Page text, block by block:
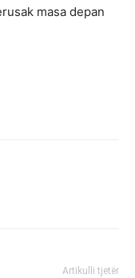
masa depan
Artikulli tjetër